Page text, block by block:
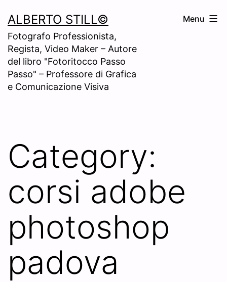
to
content
ALBERTO STILL©
Fotografo Professionista,
Regista, Video Maker – Autore
del libro "Fotoritocco Passo
Passo" – Professore di Grafica
e Comunicazione Visiva
Menu
Category:
corsi adobe
photoshop
padova